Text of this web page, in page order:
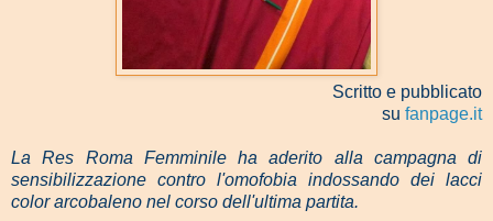
Scritto e pubblicato
su fanpage.it
La Res Roma Femminile ha aderito alla campagna di
sensibilizzazione contro l'omofobia indossando dei lacci
color arcobaleno nel corso dell'ultima partita.